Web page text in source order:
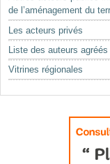
Etudes et publications
Mots-clés
Renseignements
de l’aménagement du
Les acteurs privés
Liste des auteurs agréés
Vitrines régionales